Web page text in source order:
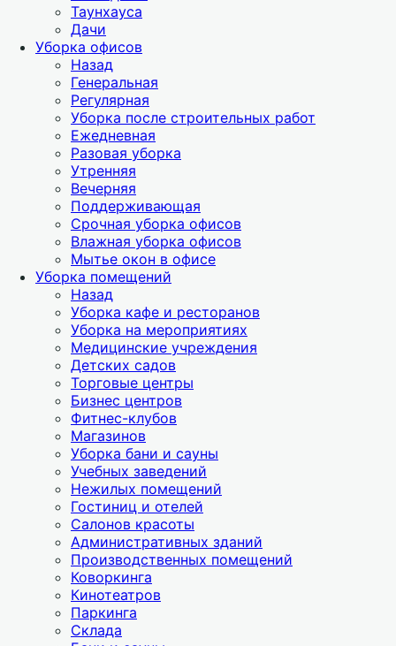
Таунхауса
Дачи
Уборка офисов
Назад
Генеральная
Регулярная
Уборка после строительных работ
Ежедневная
Разовая уборка
Утренняя
Вечерняя
Поддерживающая
Срочная уборка офисов
Влажная уборка офисов
Мытье окон в офисе
Уборка помещений
Назад
Уборка кафе и ресторанов
Уборка на мероприятиях
Медицинские учреждения
Детских садов
Торговые центры
Бизнес центров
Фитнес-клубов
Магазинов
Уборка бани и сауны
Учебных заведений
Нежилых помещений
Гостиниц и отелей
Салонов красоты
Административных зданий
Производственных помещений
Коворкинга
Кинотеатров
Паркинга
Склада